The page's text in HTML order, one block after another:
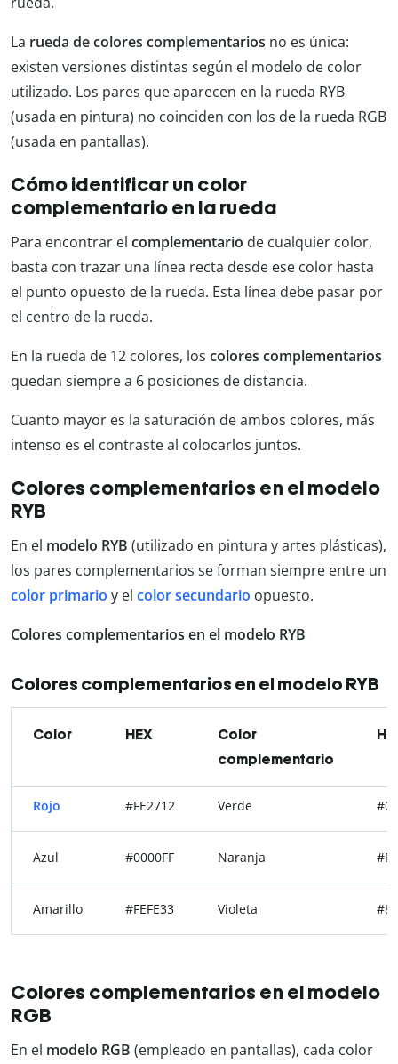
La rueda de colores complementarios no es única:
existen versiones distintas según el modelo de color
utilizado. Los pares que aparecen en la rueda RYB
(usada en pintura) no coinciden con los de la rueda RGB
(usada en pantallas).
Cómo identificar un color
complementario en la rueda
Para encontrar el complementario de cualquier color,
basta con trazar una línea recta desde ese color hasta
el punto opuesto de la rueda. Esta línea debe pasar por
el centro de la rueda.
En la rueda de 12 colores, los colores complementarios
quedan siempre a 6 posiciones de distancia.
Cuanto mayor es la saturación de ambos colores, más
intenso es el contraste al colocarlos juntos.
Colores complementarios en el modelo
RYB
En el modelo RYB (utilizado en pintura y artes plásticas),
los pares complementarios se forman siempre entre un
color primario y el color secundario opuesto.
Colores complementarios en el modelo RYB
Colores complementarios en el modelo RYB
Color HEX
Color
complementario
Rojo #FE2712 Verde
Azul #0000FF Naranja
Amarillo #FEFE33 Violeta
Colores complementarios en el modelo
RGB
En el modelo RGB (empleado en pantallas), cada color